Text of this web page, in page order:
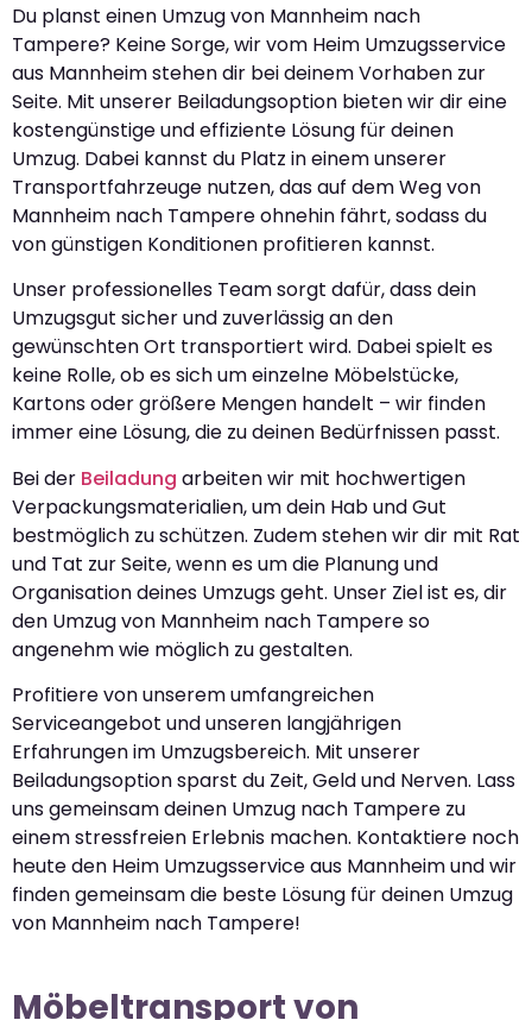
Du planst einen Umzug von Mannheim nach
Tampere? Keine Sorge, wir vom Heim Umzugsservice
aus Mannheim stehen dir bei deinem Vorhaben zur
Seite. Mit unserer Beiladungsoption bieten wir dir eine
kostengünstige und effiziente Lösung für deinen
Umzug. Dabei kannst du Platz in einem unserer
Transportfahrzeuge nutzen, das auf dem Weg von
Mannheim nach Tampere ohnehin fährt, sodass du
von günstigen Konditionen profitieren kannst.
Unser professionelles Team sorgt dafür, dass dein
Umzugsgut sicher und zuverlässig an den
gewünschten Ort transportiert wird. Dabei spielt es
keine Rolle, ob es sich um einzelne Möbelstücke,
Kartons oder größere Mengen handelt – wir finden
immer eine Lösung, die zu deinen Bedürfnissen passt.
Bei der Beiladung arbeiten wir mit hochwertigen
Verpackungsmaterialien, um dein Hab und Gut
bestmöglich zu schützen. Zudem stehen wir dir mit Rat
und Tat zur Seite, wenn es um die Planung und
Organisation deines Umzugs geht. Unser Ziel ist es, dir
den Umzug von Mannheim nach Tampere so
angenehm wie möglich zu gestalten.
Profitiere von unserem umfangreichen
Serviceangebot und unseren langjährigen
Erfahrungen im Umzugsbereich. Mit unserer
Beiladungsoption sparst du Zeit, Geld und Nerven. Lass
uns gemeinsam deinen Umzug nach Tampere zu
einem stressfreien Erlebnis machen. Kontaktiere noch
heute den Heim Umzugsservice aus Mannheim und wir
finden gemeinsam die beste Lösung für deinen Umzug
von Mannheim nach Tampere!
Möbeltransport von